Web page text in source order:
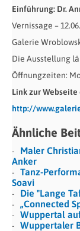
Einführung: Dr.
Vernissage –
Galerie
Die Ausstellung
Öffnungzeiten: Mo.
Link zur
http://
Ähnliche
Maler
Anker
Tanz-
Soavi
Die "Lange
„Connected
Wuppertal
Wuppertaler